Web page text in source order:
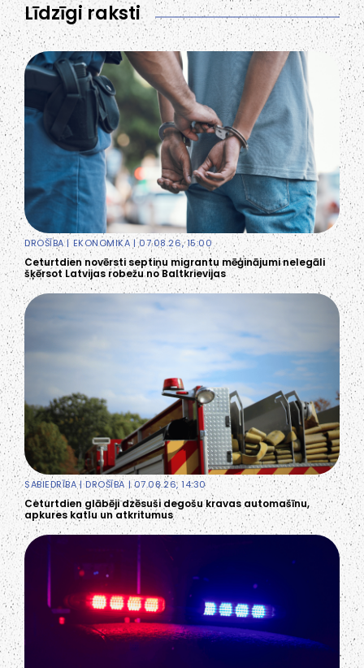
Līdzīgi raksti
DROŠĪBA| EKONOMIKA | 07.08.26, 15:00
Ceturtdien novērsti septiņu migrantu mēģinājumi nelegāli
šķērsot Latvijas robežu no Baltkrievijas
SABIEDRĪBA|DROŠĪBA | 07.08.26, 14:30
Ceturtdien glābēji dzēsuši degošu kravas automašīnu,
apkures katlu un atkritumus